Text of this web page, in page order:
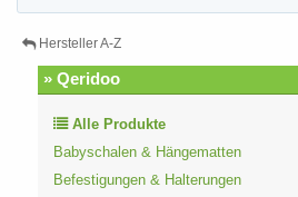
Hersteller A-Z
» Qeridoo
Alle Produkte
Babyschalen & Hängematten
Befestigungen & Halterungen